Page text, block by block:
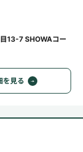
13-7 SHOWAコー
を見る